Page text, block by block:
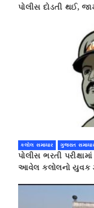
પોલીસ દોડતી થઈ,
કલોલ સમાચાર ગુજરાત
પોલીસ ભરતી
આવેલ કલોલનો યુવક